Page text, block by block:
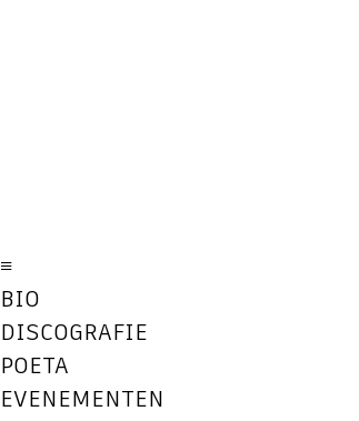
≡
BIO
DISCOGRAFIE
POETA
EVENEMENTEN